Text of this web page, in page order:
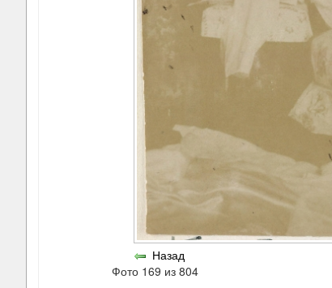
Назад
Фото 169 из 804